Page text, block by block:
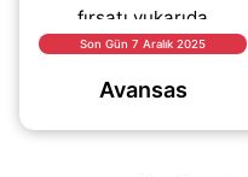
fırsatı yukarıda
belirtilmiştir. Kampanya
aç” bağlantısına
Son Gün 7 Aralık 2025
Avansas